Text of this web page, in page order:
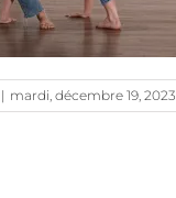
| mardi, décembre 19, 2023